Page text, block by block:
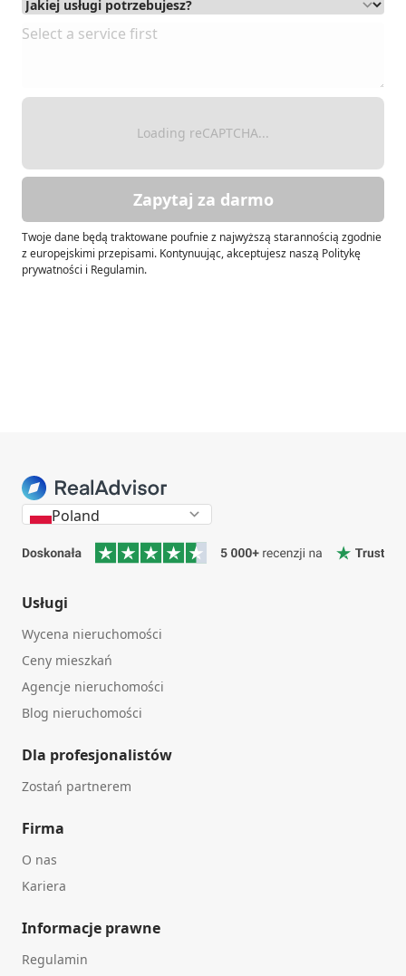
Loading reCAPTCHA...
Zapytaj za darmo
Twoje dane będą traktowane poufnie z najwyższą starannością zgodnie
z europejskimi przepisami. Kontynuując, akceptujesz naszą Politykę
prywatności i Regulamin.
Poland
Usługi
Wycena nieruchomości
Ceny mieszkań
Agencje nieruchomości
Blog nieruchomości
Dla profesjonalistów
Zostań partnerem
Firma
O nas
Kariera
Informacje prawne
Regulamin